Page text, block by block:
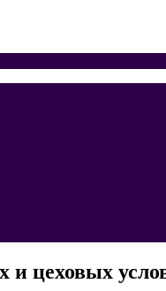
цеховых